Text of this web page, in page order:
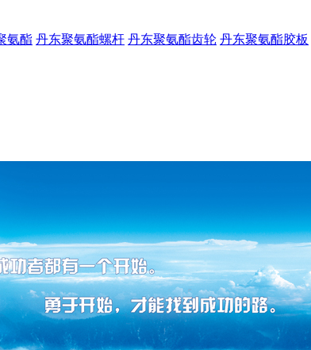
氨酯 丹东聚氨酯螺杆 丹东聚氨酯齿轮 丹东聚氨酯胶板